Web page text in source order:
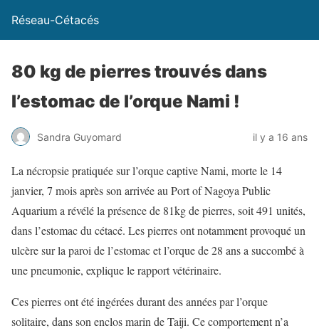
Réseau-Cétacés
80 kg de pierres trouvés dans
l’estomac de l’orque Nami !
Sandra Guyomard il y a 16 ans
La nécropsie pratiquée sur l’orque captive Nami, morte le 14
janvier, 7 mois après son arrivée au Port of Nagoya Public
Aquarium a révélé la présence de 81kg de pierres, soit 491 unités,
dans l’estomac du cétacé. Les pierres ont notamment provoqué un
ulcère sur la paroi de l’estomac et l’orque de 28 ans a succombé à
une pneumonie, explique le rapport vétérinaire.
Ces pierres ont été ingérées durant des années par l’orque
solitaire, dans son enclos marin de Taiji. Ce comportement n’a